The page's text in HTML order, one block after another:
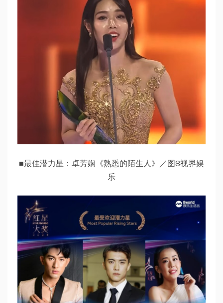
■最佳潜力星：卓芳娴《熟悉的陌生人》／图8视界娱
乐